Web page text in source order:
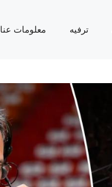
ترفيه معلومات عنا